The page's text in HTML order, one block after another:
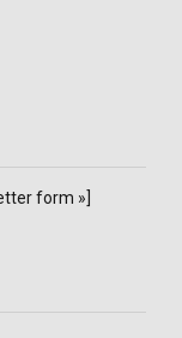
form »]